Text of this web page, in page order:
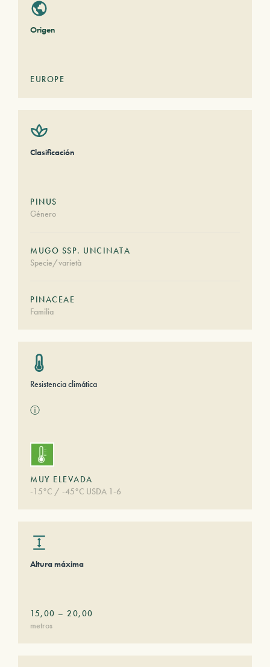
Origen
EUROPE
Clasificación
PINUS
Género
MUGO SSP. UNCINATA
Specie/varietà
PINACEAE
Familia
Resistencia climática
ⓘ
MUY ELEVADA
-15°C / -45°C USDA 1-6
Altura máxima
15,00 – 20,00
metros